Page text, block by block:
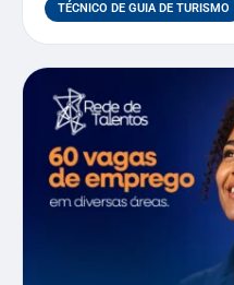
TÉCNICO DE GUIA DE TURISMO